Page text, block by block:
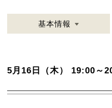
基本情報
5月16日（木） 19:00～